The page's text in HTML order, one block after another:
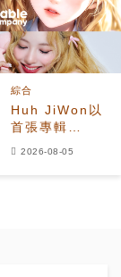
Huh JiWon以
首張專輯
綜合
2026-08-05